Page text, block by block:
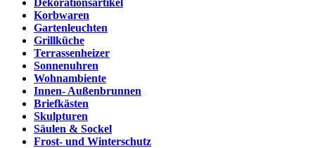
Dekorationsartikel
Korbwaren
Gartenleuchten
Grillküche
Terrassenheizer
Sonnenuhren
Wohnambiente
Innen- Außenbrunnen
Briefkästen
Skulpturen
Säulen & Sockel
Frost- und Winterschutz